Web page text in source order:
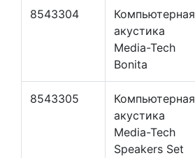
8543304
Компьютерная
акустика
Media-Tech
Bonita
8543305
Компьютерная
акустика
Media-Tech
Speakers Set